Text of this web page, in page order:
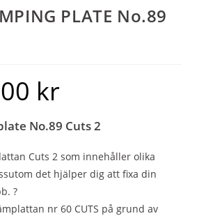
PLATE No.89
kr
No.89 Cuts 2
Cuts 2 som innehåller olika
det hjälper dig att fixa din
?
nr 60 CUTS på grund av